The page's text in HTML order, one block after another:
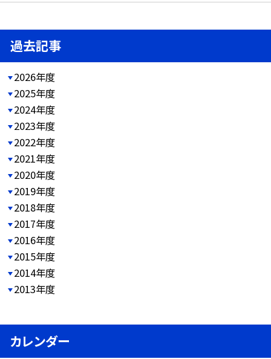
過去記事
2026年度
2025年度
2024年度
2023年度
2022年度
2021年度
2020年度
2019年度
2018年度
2017年度
2016年度
2015年度
2014年度
2013年度
カレンダー